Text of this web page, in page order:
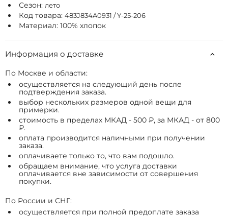
Сезон: лето
Код товара: 483J834A0931 / Y-25-206
Материал: 100% хлопок
Информация о доставке
По Москве и области:
осуществляется на следующий день после
подтверждения заказа.
выбор нескольких размеров одной вещи для
примерки.
стоимость в пределах МКАД - 500 ₽, за МКАД - от 800
₽.
оплата производится наличными при получении
заказа.
оплачиваете только то, что вам подошло.
обращаем внимание, что услуга доставки
оплачивается вне зависимости от совершения
покупки.
По России и СНГ:
осуществляется при полной предоплате заказа